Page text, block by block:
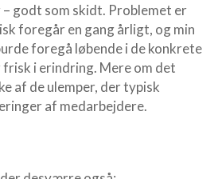
godt som skidt. Problemet er
foregår en gang årligt, og min
foregå løbende i de konkrete
i erindring. Mere om det
af de ulemper, der typisk
af medarbejdere.